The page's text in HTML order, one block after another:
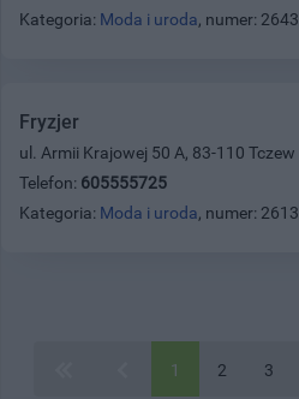
Kategoria: Moda i uroda, numer: 2643
Fryzjer
ul. Armii Krajowej 50 A, 83-110 Tczew
Telefon: 605555725
Kategoria: Moda i uroda, numer: 2613
1 2 3